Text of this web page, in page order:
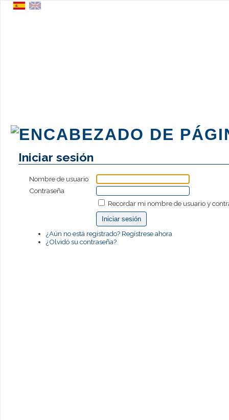
Iniciar sesión
Nombre de usuario
Contraseña
Recordar mi nombre de usuario y
¿Aún no está registrado? Regístrese ahora
¿Olvidó su contraseña?